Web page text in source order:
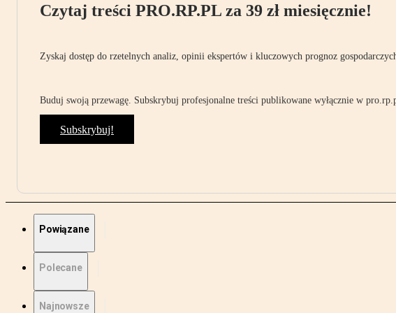
Czytaj treści PRO.RP.PL za 39 zł miesięcznie!
Zyskaj dostęp do rzetelnych analiz, opinii ekspertów i kluczowych prognoz
Buduj swoją przewagę. Subskrybuj profesjonalne treści publikowane wyłącznie w
Subskrybuj!
Powiązane
Polecane
Najnowsze